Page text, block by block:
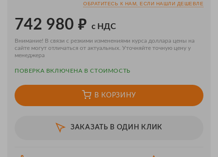
ОБРАТИТЕСЬ К НАМ, ЕСЛИ НАШЛИ ДЕШЕВЛЕ
742 980 ₽ с НДС
Внимание! В связи с резкими изменениями курса доллара цены на
сайте могут отличаться от актуальных. Уточняйте точную цену у
менеджера
ПОВЕРКA ВКЛЮЧЕНА В СТОИМОСТЬ
В КОРЗИНУ
ЗАКАЗАТЬ В ОДИН КЛИК